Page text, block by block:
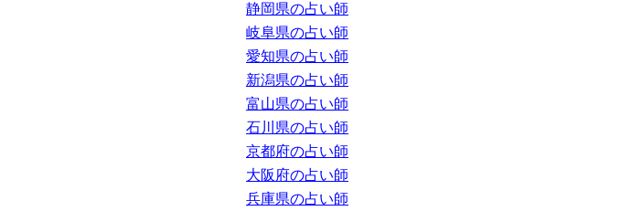
静岡県の占い師
岐阜県の占い師
愛知県の占い師
新潟県の占い師
富山県の占い師
石川県の占い師
京都府の占い師
大阪府の占い師
兵庫県の占い師